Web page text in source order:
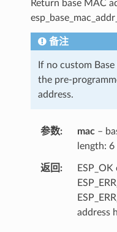
Return base MAC
备注
If no custom
the pre-
address.
参数 mac–
length:
返回
address